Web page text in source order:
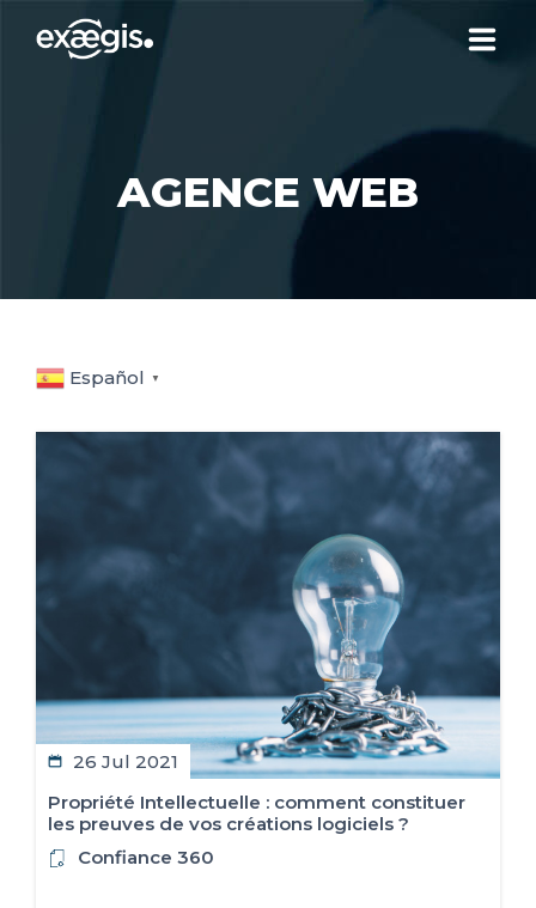
NUESTRAS OFERTAS
SU ESPACIO
IT
AGENCE WEB
Español ▼
26 Jul 2021
Propriété Intellectuelle : comment constituer
les preuves de vos créations logiciels ?
Confiance 360